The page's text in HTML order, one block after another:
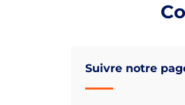
Suivre notre